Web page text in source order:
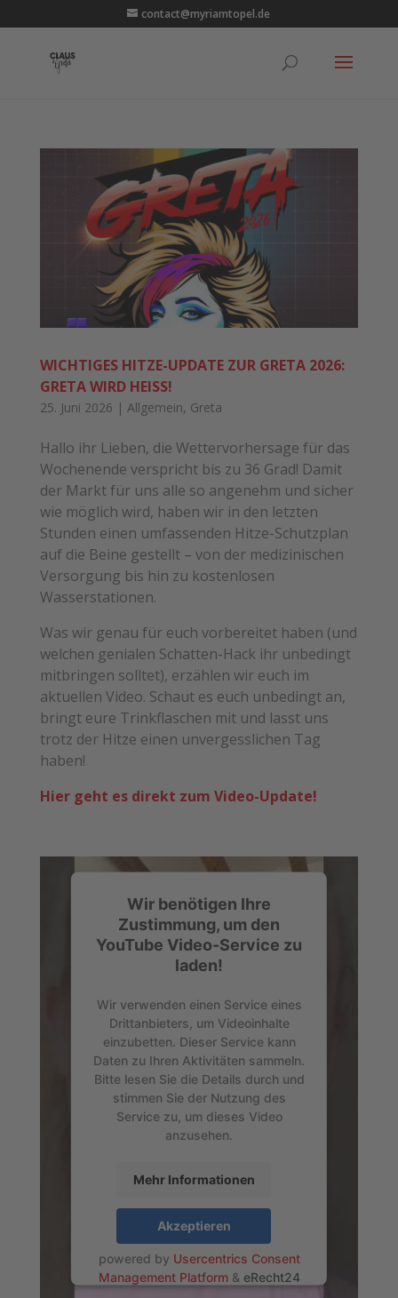
contact@myriamtopel.de
WICHTIGES HITZE-UPDATE ZUR GRETA 2026:
GRETA WIRD HEISS!
25. Juni 2026 | Allgemein, Greta
Hallo ihr Lieben, die Wettervorhersage für das
Wochenende verspricht bis zu 36 Grad! Damit
der Markt für uns alle so angenehm und sicher
wie möglich wird, haben wir in den letzten
Stunden einen umfassenden Hitze-Schutzplan
auf die Beine gestellt – von der medizinischen
Versorgung bis hin zu kostenlosen
Wasserstationen.
Was wir genau für euch vorbereitet haben (und
welchen genialen Schatten-Hack ihr unbedingt
mitbringen solltet), erzählen wir euch im
aktuellen Video. Schaut es euch unbedingt an,
bringt eure Trinkflaschen mit und lasst uns
trotz der Hitze einen unvergesslichen Tag
haben!
Hier geht es direkt zum Video-Update!
Wir benötigen Ihre
Zustimmung, um den
YouTube Video-Service zu
laden!
Wir verwenden einen Service eines
Drittanbieters, um Videoinhalte
einzubetten. Dieser Service kann
Daten zu Ihren Aktivitäten sammeln.
Bitte lesen Sie die Details durch und
stimmen Sie der Nutzung des
Service zu, um dieses Video
anzusehen.
Mehr Informationen
Akzeptieren
powered by Usercentrics Consent
Management Platform& eRecht24